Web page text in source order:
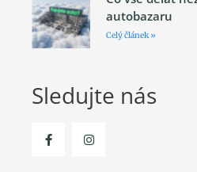
autobazaru
Celý článek »
Sledujte nás